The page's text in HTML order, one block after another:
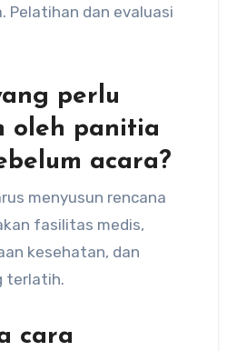
Pelatihan dan evaluasi
perlu
oleh panitia
acara?
menyusun rencana
fasilitas medis,
kesehatan, dan
terlatih.
cara